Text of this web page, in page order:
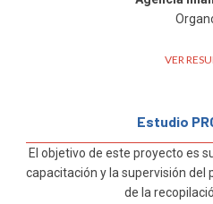
VER
Estudio
El objetivo de este proyecto es
capacitación y la supervisión del
de la